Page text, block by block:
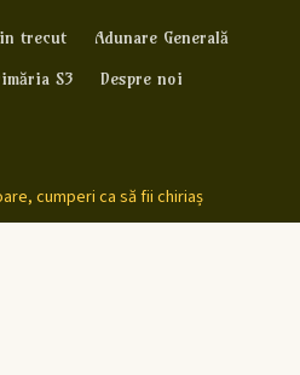
trecut
Adunare Generală
S3 Despre noi
cumperi ca să fii chiriaș